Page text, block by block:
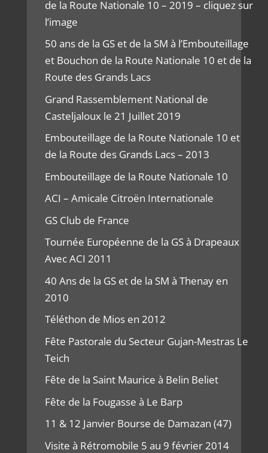
de la Route Nationale 10 – 2019 – cliquez sur
l’image
50 ans de la GS et de la SM à l’Embouteillage
et Bouchon de la Route Nationale 10 et de la
Route des Grands Lacs
Grand Rassemblement National de
Casteljaloux le 21 Juillet 2019
Embouteillage de la Route Nationale 10 et
de la Route des Grands Lacs – 2013
Embouteillage de la Route Nationale 10
ACI – Amicale Citroën Internationale
GS Club de France
Tournée Européenne de la GS à Drapeaux
Avec ACI 2011
40 Ans de la GS et de la SM à Thenay en
2010
Téléthon de Mios en 2012
Fête Pastorale du Secteur Gujan-Mestras Le
Teich
Fête de la Saint Maurice à Belin Beliet
Fête de la Fougasse à Le Barp
11 & 12 Janvier Bourse de Damazan (47)
Visite à Rétromobile 5 au 9 février 2014